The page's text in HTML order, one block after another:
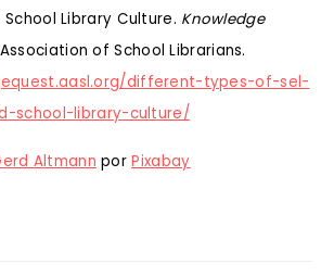
Library Culture. Knowledge
of School Librarians.
different-types-of-sel-
school-library-culture/
Altmann porPixabay